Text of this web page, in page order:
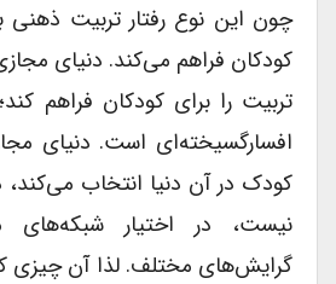
چون این نوع رفتار تربیت ذهنی
کودکان فراهم می‌کند. دنیای
تربیت را برای کودکان فراهم
افسارگسیخته‌ای است. دنیای
کودک در آن دنیا انتخاب می‌کند، در
نیست، در اختیار شبکه‌های
گرایش‌های مختلف. لذا آن چیزی